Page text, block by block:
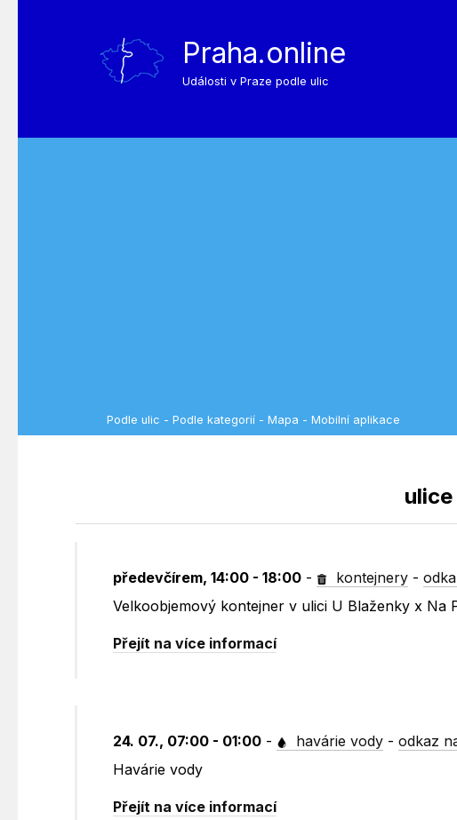
Praha.online
Události v Praze podle ulic
Podle ulic - Podle kategorií - Mapa - Mobilní aplikace
ulice
předevčírem, 14:00 - 18:00 - kontejnery -
Velkoobjemový kontejner v ulici U Blaženky x Na
Přejít na více informací
24. 07., 07:00 - 01:00 - havárie vody -odkaz
Havárie vody
Přejít na více informací